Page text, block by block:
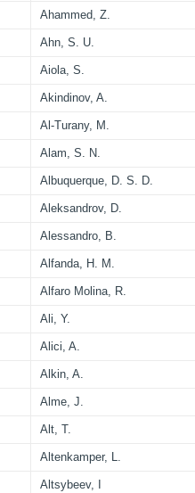
Ahammed, Z.
Ahn, S. U.
Aiola, S.
Akindinov, A.
Al-Turany, M.
Alam, S. N.
Albuquerque, D. S. D.
Aleksandrov, D.
Alessandro, B.
Alfanda, H. M.
Alfaro Molina, R.
Ali, Y.
Alici, A.
Alkin, A.
Alme, J.
Alt, T.
Altenkamper, L.
Altsybeev, I